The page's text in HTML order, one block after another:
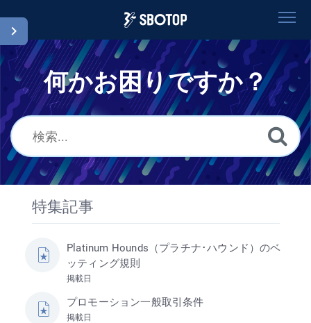
ホーム
検索
Japanese
何かお困りですか？
特集記事
Platinum Hounds（プラチナ･ハウンド）のベ
ッティング規則
掲載日
プロモーション一般取引条件
掲載日